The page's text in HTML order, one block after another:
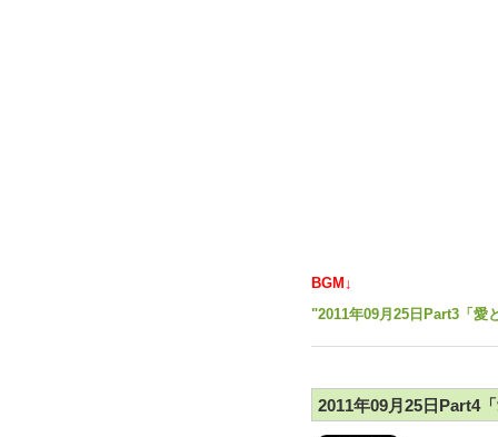
BGM↓
"2011年09月25日Part3「愛
2011年09月25日Part4